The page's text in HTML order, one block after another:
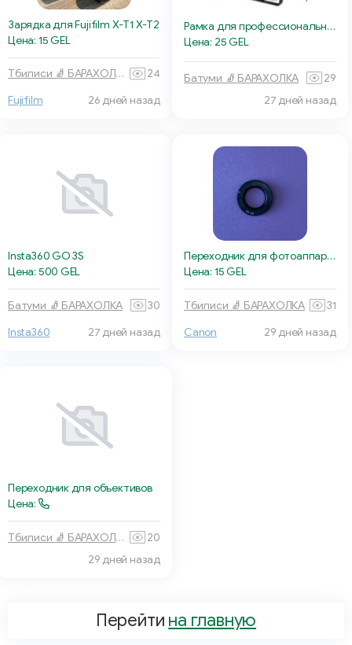
Зарядка для Fujifilm X-T1 X-T2
Цена: 15 GEL
Тбилиси 🧦 БАРАХОЛКА 24
Fujifilm 26 дней назад
Рамка для профессиональной съёмки
Цена: 25 GEL
Батуми 🧦 БАРАХОЛКА
29
27 дней назад
Insta360 GO 3S
Цена: 500 GEL
Батуми 🧦 БАРАХОЛКА 30
Insta360 27 дней назад
Переходник для фотоаппаратов Canon
Цена: 15 GEL
Тбилиси 🧦 БАРАХОЛКА 31
Canon 29 дней назад
Переходник для объективов
Цена:
Тбилиси 🧦 БАРАХОЛКА
20
29 дней назад
Перейти на главную